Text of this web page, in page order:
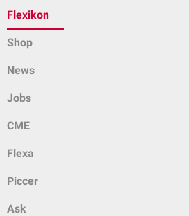
Flexikon
Shop
News
Jobs
CME
Flexa
Piccer
Ask